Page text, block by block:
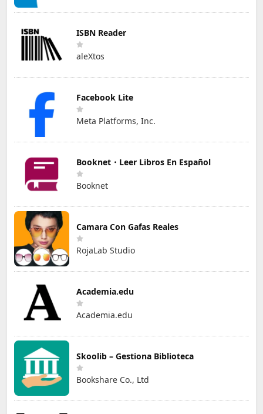
ISBN Reader
aleXtos
Facebook Lite
Meta Platforms, Inc.
Booknet・Leer Libros En Español
Booknet
Camara Con Gafas Reales
RojaLab Studio
Academia.edu
Academia.edu
Skoolib – Gestiona Biblioteca
Bookshare Co., Ltd